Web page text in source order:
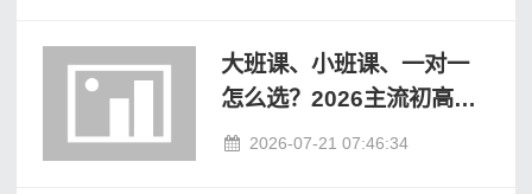
大班课、小班课、一对一
怎么选？2026主流初高中
在线辅导机构深度对比
2026-07-21 07:46:34